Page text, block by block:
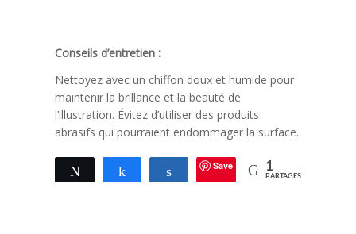
Conseils d’entretien :
Nettoyez avec un chiffon doux et humide pour
maintenir la brillance et la beauté de
l’illustration. Évitez d’utiliser des produits
abrasifs qui pourraient endommager la surface.
Tweetez Partagez Partagez
Save 1
PARTAGES